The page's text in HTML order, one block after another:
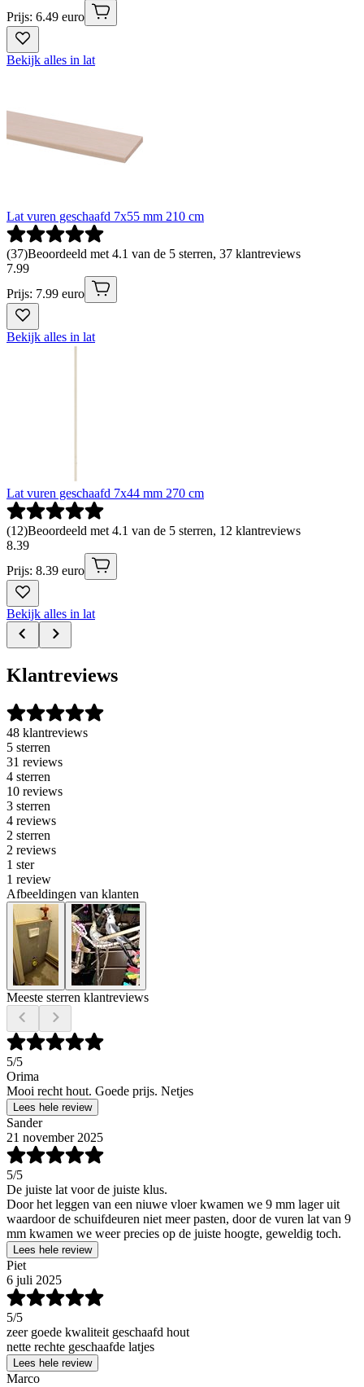
Prijs: 6.49 euro
Bekijk alles in lat
Lat vuren geschaafd 7x55 mm 210 cm
(37)Beoordeeld met 4.1 van de 5 sterren, 37 klantreviews
7.99
Prijs: 7.99 euro
Bekijk alles in lat
Lat vuren geschaafd 7x44 mm 270 cm
(12)Beoordeeld met 4.1 van de 5 sterren, 12 klantreviews
8.39
Prijs: 8.39 euro
Bekijk alles in lat
Klantreviews
48 klantreviews
5 sterren
31 reviews
4 sterren
10 reviews
3 sterren
4 reviews
2 sterren
2 reviews
1 ster
1 review
Afbeeldingen van klanten
Meeste sterren klantreviews
5/5
Orima
Mooi recht hout. Goede prijs. Netjes
Lees hele review
Sander
21 november 2025
5/5
De juiste lat voor de juiste klus.
Door het leggen van een niuwe vloer kwamen we 9 mm lager uit
waardoor de schuifdeuren niet meer pasten, door de vuren lat van 9
mm kwamen we weer precies op de juiste hoogte, geweldig toch.
Lees hele review
Piet
6 juli 2025
5/5
zeer goede kwaliteit geschaafd hout
nette rechte geschaafde latjes
Lees hele review
Marco